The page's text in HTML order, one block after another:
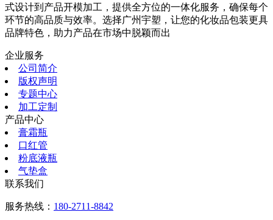
式设计到产品开模加工，提供全方位的一体化服务，确保每个
环节的高品质与效率。选择广州宇塑，让您的化妆品包装更具
品牌特色，助力产品在市场中脱颖而出
企业服务
公司简介
版权声明
专题中心
加工定制
产品中心
膏霜瓶
口红管
粉底液瓶
气垫盒
联系我们
服务热线： 180-2711-8842